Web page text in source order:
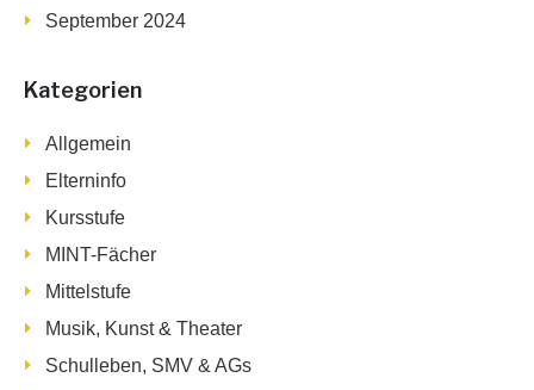
September 2024
Kategorien
Allgemein
Elterninfo
Kursstufe
MINT-Fächer
Mittelstufe
Musik, Kunst & Theater
Schulleben, SMV & AGs